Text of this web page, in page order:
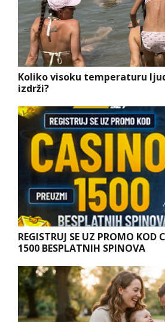
Koliko visoku temperaturu
izdrži?
REGISTRUJ SE UZ PROMO
1500 BESPLATNIH SPINOVA